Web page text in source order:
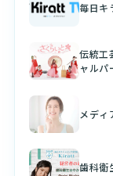
毎日キ
伝統工
ャルパ
メディ
歯科衛